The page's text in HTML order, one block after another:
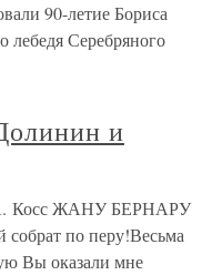
90-летие Бориса
лебедя Серебряного
и
Косс ЖАНУ БЕРНАРУ
собрат по перу!Весьма
Вы оказали мне